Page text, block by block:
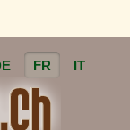
FR IT